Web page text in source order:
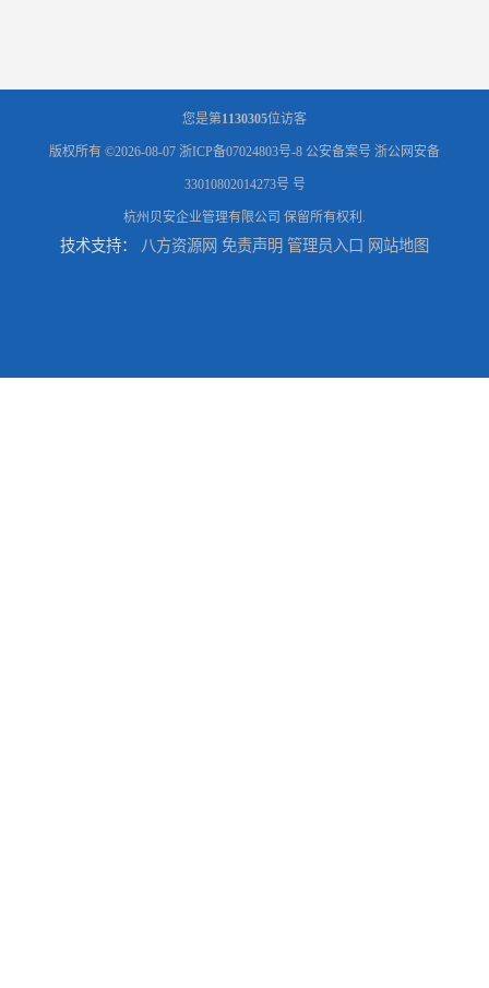
您是第1130305位访客
版权所有 ©2026-08-07 浙ICP备07024803号-8 公安备案号 浙公网安备
33010802014273号 号
杭州贝安企业管理有限公司 保留所有权利.
技术支持： 八方资源网 免责声明 管理员入口 网站地图